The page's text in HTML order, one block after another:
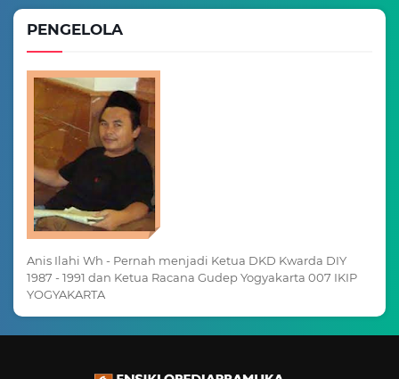
PENGELOLA
Anis Ilahi Wh - Pernah menjadi Ketua DKD Kwarda DIY
1987 - 1991 dan Ketua Racana Gudep Yogyakarta 007 IKIP
YOGYAKARTA